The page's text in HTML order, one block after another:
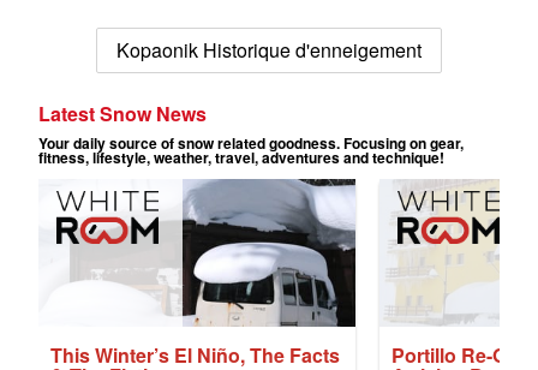
Kopaonik Historique d'enneigement